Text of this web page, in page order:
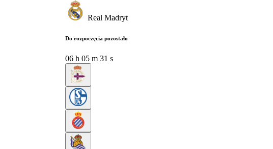
Real Madryt
Do rozpoczęcia pozostało
06 h 05 m 30 s